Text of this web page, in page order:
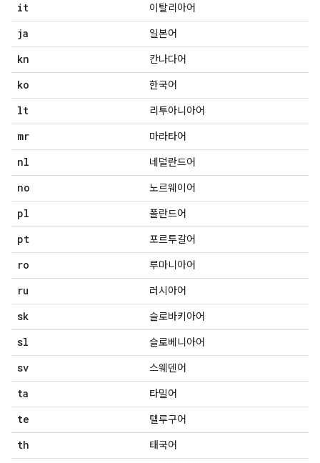
it 이탈리아어
ja 일본어
kn 칸나다어
ko 한국어
lt 리투아니아어
mr 마라타어
nl 네덜란드어
no 노르웨이어
pl 폴란드어
pt 포르투갈어
ro 루마니아어
ru 러시아어
sk 슬로바키아어
sl 슬로베니아어
sv 스웨덴어
ta 타밀어
te 텔루구어
th 태국어